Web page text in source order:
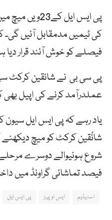
پی ایس ایل
کی ٹیمیں مدمقابل آئیں گی۔
فیصلے کو خوش آئند قرار دیا
پی سی بی نے شائقین کرکٹ سے
عملدرآمد کرنے کی اپیل
شائْقین کرکٹ کو میچ
فیصد تماشائی گراونڈ میں
اسٹیڈیم ایس او پیز پی ایس ایل